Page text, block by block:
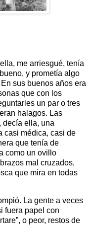
me arriesgué, tenía
y prometía algo
sus buenos años era
que con los
un par o tres
halagos. Las
decía ella, una
casi médica, casi de
que tenía de
como un ovillo
mal cruzados,
que mira en todas
La gente a veces
fuera papel con
o peor, restos de